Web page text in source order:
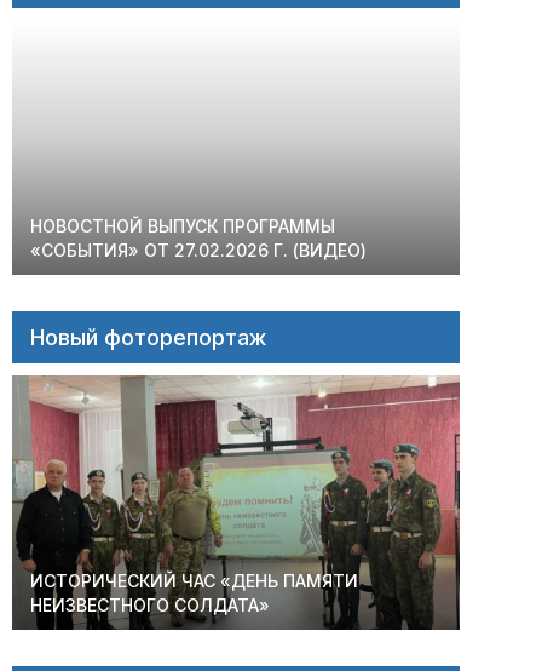
НОВОСТНОЙ ВЫПУСК ПРОГРАММЫ
«СОБЫТИЯ» ОТ 27.02.2026 Г. (ВИДЕО)
Новый фоторепортаж
ИСТОРИЧЕСКИЙ ЧАС «ДЕНЬ ПАМЯТИ
НЕИЗВЕСТНОГО СОЛДАТА»